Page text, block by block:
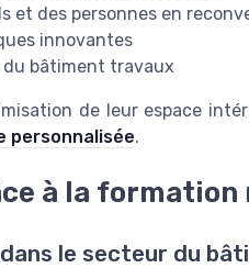
et des personnes en
innovantes
du bâtiment travaux
de leur espace
personnalisée.
à la formation
le secteur du